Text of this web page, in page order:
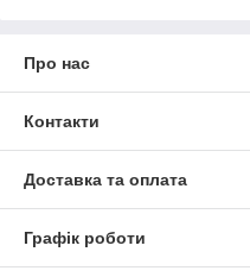
Про нас
Контакти
Доставка та оплата
Графік роботи